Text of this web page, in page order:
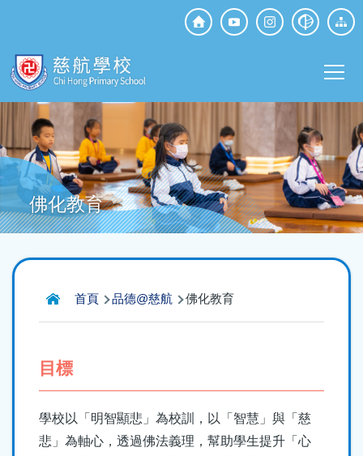
Top
Social
佛化教育
導
航
結
首頁 品德@慈航 佛化教育
目標
學校以「明智顯悲」為校訓，以「智慧」與「慈
悲」為軸心，透過佛法義理，幫助學生提升「心